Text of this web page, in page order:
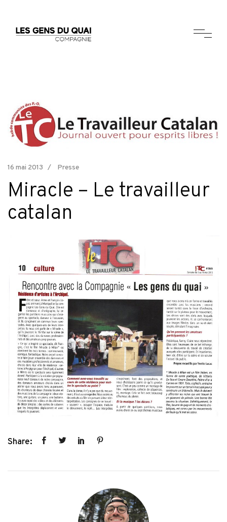
16 mai 2013 Presse
Miracle – Le travailleur
catalan
Share: